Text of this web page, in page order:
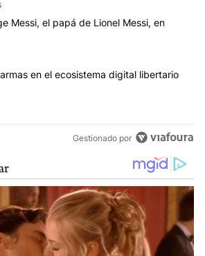
artículos con más comentarios en los
con el título "Murió Jorge Messi, el
Messi, el papá de Lionel Messi, en
con el título "Luces y alarmas en el
en el ecosistema digital libertario
Gestionado por